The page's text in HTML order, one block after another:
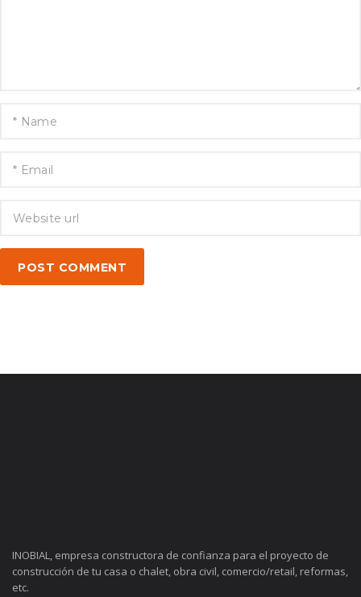
POST COMMENT
INOBIAL, empresa constructora de confianza para el proyecto de
construcción de tu casa o chalet, obra civil, comercio/retail, reformas,
etc.